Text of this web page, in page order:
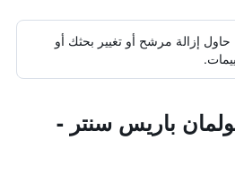
حاول إزالة مرشح أو تغيير بحثك أو
باريس سنتر -